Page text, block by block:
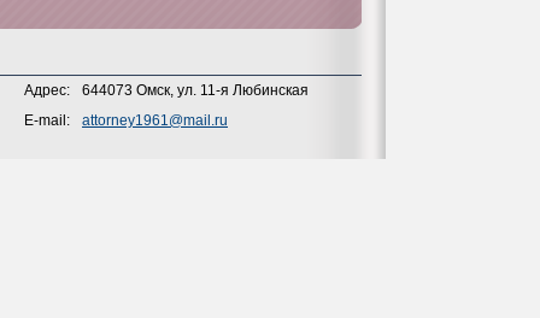
Адрес:
644073 Омск, ул. 11-я Любинская
E-mail:
attorney1961@mail.ru